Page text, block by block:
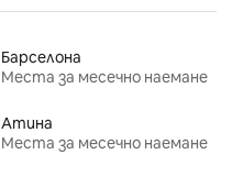
Барселона
Места за месечно наемане
Атина
Места за месечно наемане